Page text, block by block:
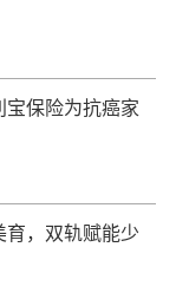
宝保险为抗癌家
育，双轨赋能少